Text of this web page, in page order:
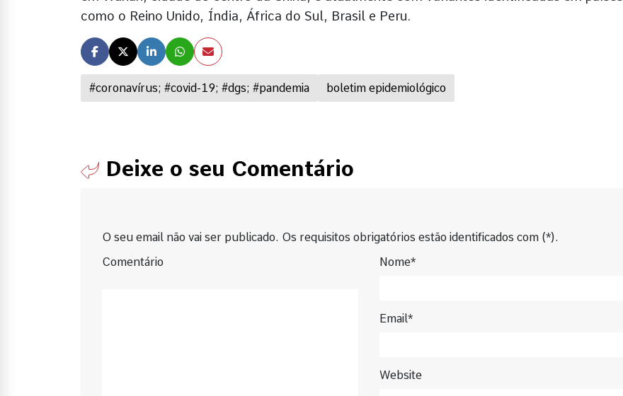
#coronavírus; #covid-19; #dgs; #pandemia boletim epidemiológico
como o Reino Unido, Índia, África do Sul, Brasil e Peru.
Deixe o seu Comentário
O seu email não vai ser publicado. Os requisitos obrigatórios estão identificados com (*).
Comentário
Nome*
Email*
Website